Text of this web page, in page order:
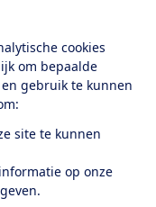
cookies
om bepaalde
gebruik te kunnen
site te kunnen
op onze